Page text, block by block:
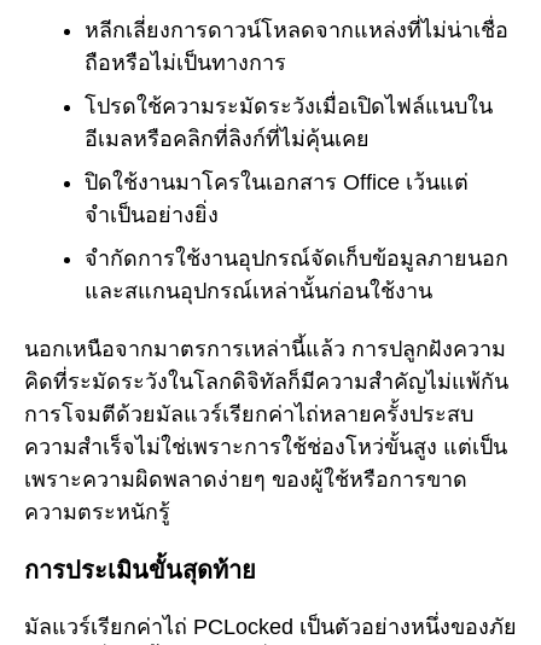
หลีกเลี่ยงการดาวน์โหลดจากแหล่งที่ไม่น่าเชื่อ
ถือหรือไม่เป็นทางการ
โปรดใช้ความระมัดระวังเมื่อเปิดไฟล์แนบใน
อีเมลหรือคลิกที่ลิงก์ที่ไม่คุ้นเคย
ปิดใช้งานมาโครในเอกสาร Office เว้นแต่
จำเป็นอย่างยิ่ง
จำกัดการใช้งานอุปกรณ์จัดเก็บข้อมูลภายนอก
และสแกนอุปกรณ์เหล่านั้นก่อนใช้งาน
นอกเหนือจากมาตรการเหล่านี้แล้ว การปลูกฝังความ
คิดที่ระมัดระวังในโลกดิจิทัลก็มีความสำคัญไม่แพ้กัน
การโจมตีด้วยมัลแวร์เรียกค่าไถ่หลายครั้งประสบ
ความสำเร็จไม่ใช่เพราะการใช้ช่องโหว่ขั้นสูง แต่เป็น
เพราะความผิดพลาดง่ายๆ ของผู้ใช้หรือการขาด
ความตระหนักรู้
การประเมินขั้นสุดท้าย
มัลแวร์เรียกค่าไถ่ PCLocked เป็นตัวอย่างหนึ่งของภัย